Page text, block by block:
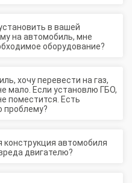
на автомобиль, мне
оборудование?
мало. Если установлю ГБО,
поместится. Есть
проблему?
двигателю?